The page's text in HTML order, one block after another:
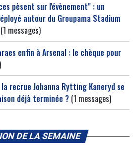
pèsent sur l'évènement" : un
autour du Groupama Stadium
(1 messages)
enfin à Arsenal : le chèque pour
la recrue Johanna Rytting Kaneryd se
déjà terminée ? (1 messages)
DE LA SEMAINE